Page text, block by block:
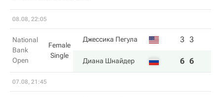
08.08, 22:05
National
Bank
Open
Female
Single
Джессика Пегула 3 3
Диана Шнайдер 6 6
07.08, 21:45